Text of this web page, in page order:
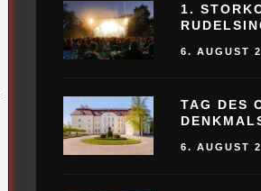
1.
6. AUGUST
TAG DES
6. AUGUST